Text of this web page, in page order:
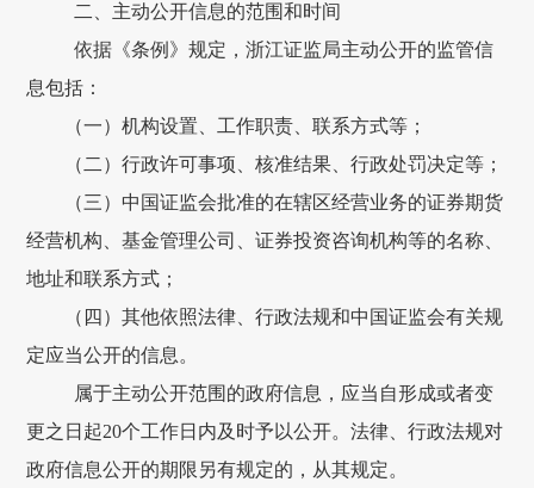
二、主动公开信息的范围和时间
依据《条例》规定，浙江证监局主动公开的监管信
息包括：
（一）机构设置、工作职责、联系方式等；
（二）行政许可事项、核准结果、行政处罚决定等；
（三）中国证监会批准的在辖区经营业务的证券期货
经营机构、基金管理公司、证券投资咨询机构等的名称、
地址和联系方式；
（四）其他依照法律、行政法规和中国证监会有关规
定应当公开的信息。
属于主动公开范围的政府信息，应当自形成或者变
更之日起20个工作日内及时予以公开。法律、行政法规对
政府信息公开的期限另有规定的，从其规定。